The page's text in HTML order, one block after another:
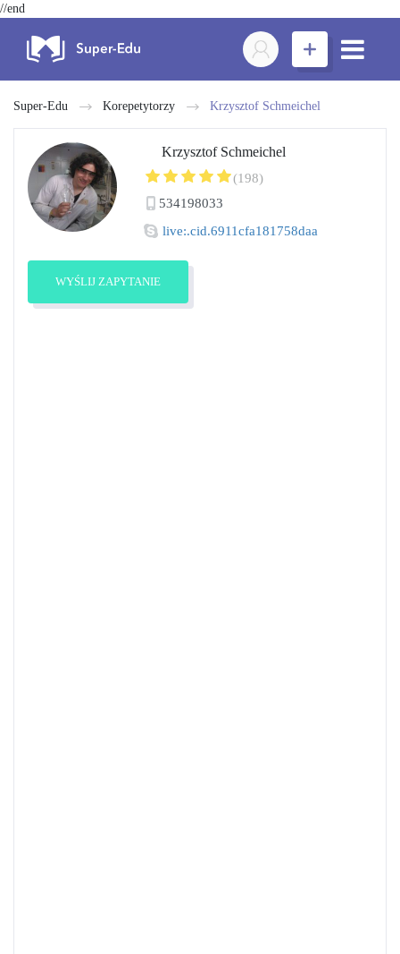
//end
Super-Edu Korepetytorzy Krzysztof Schmeichel
Krzysztof Schmeichel
(198)
534198033
live:.cid.6911cfa181758daa
WYŚLIJ ZAPYTANIE